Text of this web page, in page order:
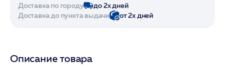
Доставка по городу
до 2х дней
Доставка до пункта выдачи
от 2х дней
Описание товара